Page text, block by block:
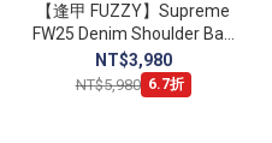
【逢甲 FUZZY】Supreme
FW25 Denim Shoulder Bag
側背包 肩背包 FW25B4
NT$3,980
NT$5,980 6.7折